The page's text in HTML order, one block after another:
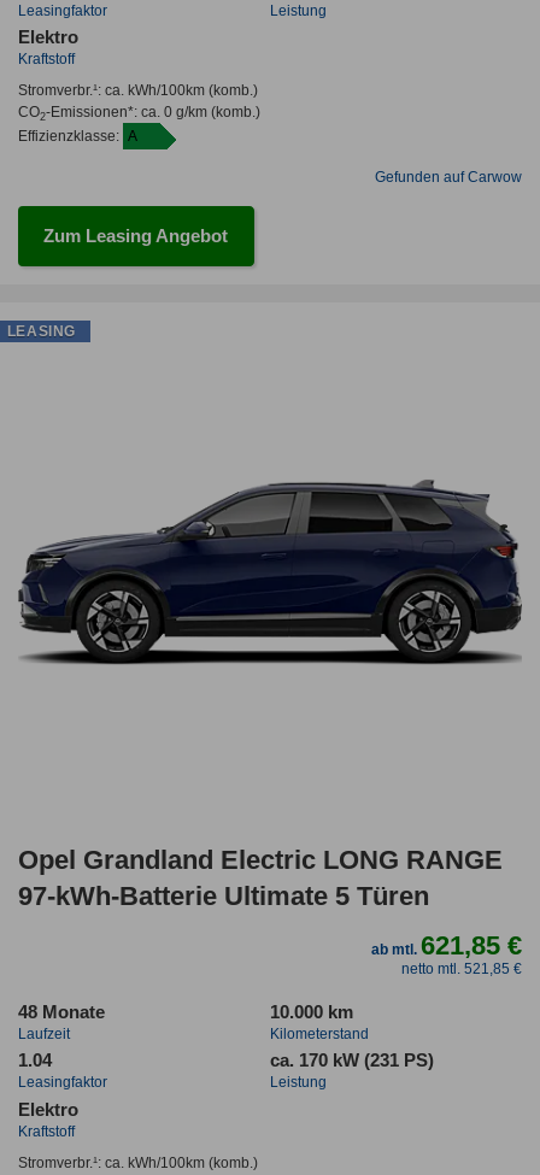
Leasingfaktor Leistung
Elektro
Kraftstoff
Stromverbr.¹: ca. kWh/100km(komb.)
CO2-Emissionen*: ca. 0 g/km(komb.)
Effizienzklasse: A
Gefunden auf Carwow
Zum Leasing Angebot
Opel Grandland Electric LONG RANGE
97-kWh-Batterie Ultimate 5 Türen
ab mtl.621,85 €
netto mtl. 521,85 €
48 Monate
Laufzeit
10.000 km
Kilometerstand
1.04
Leasingfaktor
ca. 170 kW (231 PS)
Leistung
Elektro
Kraftstoff
Stromverbr.¹: ca. kWh/100km(komb.)
LEASING